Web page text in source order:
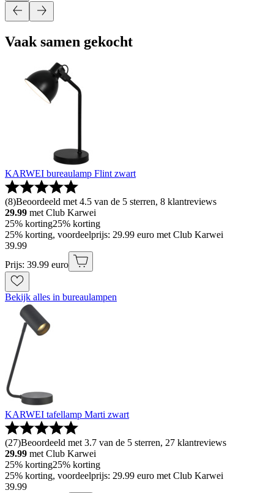
Vaak samen gekocht
KARWEI bureaulamp Flint zwart
(8)Beoordeeld met 4.5 van de 5 sterren, 8 klantreviews
29.99 met Club Karwei
25% korting25% korting
25% korting, voordeelprijs: 29.99 euro met Club Karwei
39.99
Prijs: 39.99 euro
Bekijk alles in bureaulampen
KARWEI tafellamp Marti zwart
(27)Beoordeeld met 3.7 van de 5 sterren, 27 klantreviews
29.99 met Club Karwei
25% korting25% korting
25% korting, voordeelprijs: 29.99 euro met Club Karwei
39.99